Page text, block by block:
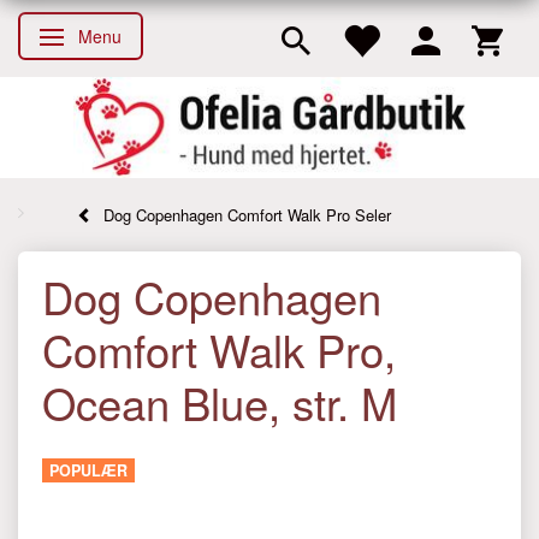
Skifte navigation
Menu
Dog Copenhagen Comfort Walk Pro Seler
Dog Copenhagen
Comfort Walk Pro,
Ocean Blue, str. M
POPULÆR